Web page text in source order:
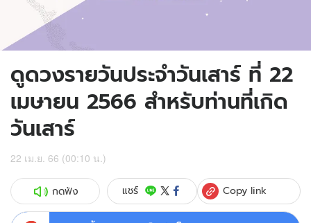
ดูดวงรายวันประจำวันเสาร์ ที่ 22
เมษายน 2566 สำหรับท่านที่เกิด
วันเสาร์
22 เม.ย. 66 (00:10 น.)
กดฟัง แชร์ Copy link